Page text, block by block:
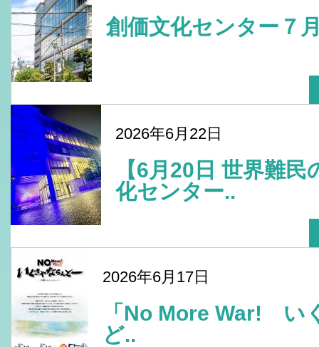
創価文化センター７
2026年6月22日
【6月20日 世界難民
化センター..
2026年6月17日
「No More War! い
ど..